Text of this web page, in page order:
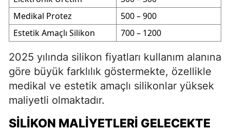
Medikal Protez
500 – 900
Estetik Amaçlı Silikon
700 – 1200
2025 yılında silikon fiyatları kullanım alanına
göre büyük farklılık göstermekte, özellikle
medikal ve estetik amaçlı silikonlar yüksek
maliyetli olmaktadır.
SILIKON MALIYETLERI GELECEKTE